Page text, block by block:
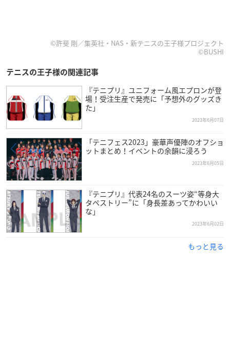
©許斐 剛／集英社・NAS・新テニスの王子様プロジェクト
©BUSHI
テニスの王子様の関連記事
『テニプリ』ユニフォーム風エプロンが登
場！受注生産で発売に「予想外のグッズき
た」
2023年6月07日
「テニフェス2023」豪華声優陣のオフショ
ットまとめ！イベントの余韻に浸ろう
2023年6月05日
『テニプリ』代表24名のスーツ姿“等身大
タペストリー”に「身長差あってかわいい
な」
2023年6月02日
もっと見る